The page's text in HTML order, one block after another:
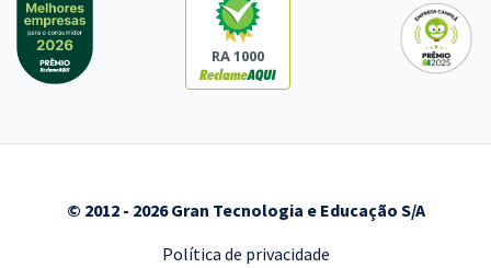
RA 1000
© 2012 - 2026 Gran Tecnologia e Educação S/A
Política de privacidade